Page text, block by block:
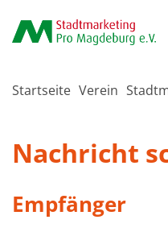
Startseite Verein
Nachricht
Empfänger